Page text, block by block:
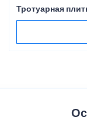
Тротуарная